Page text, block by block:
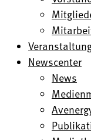
Newscenter
News